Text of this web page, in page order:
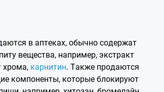
в аптеках, обычно содержат
вещества, например, экстракт
хрома, карнитин. Также продаются
компоненты, которые блокируют